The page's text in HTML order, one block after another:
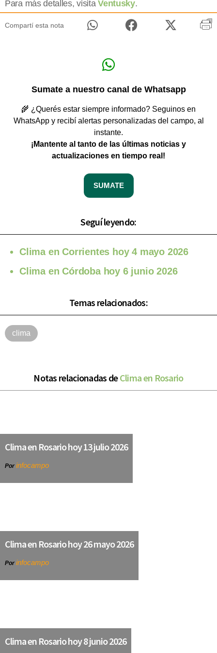
Para más detalles, visitaVentusky.
Compartí esta nota
Sumate a nuestro canal de Whatsapp
🌾 ¿Querés estar siempre informado? Seguinos en
WhatsApp y recibí alertas personalizadas del campo, al
instante.
¡Mantente al tanto de las últimas noticias y
actualizaciones en tiempo real!
SUMATE
Seguí leyendo:
Clima en Corrientes hoy 4 mayo 2026
Clima en Córdoba hoy 6 junio 2026
Temas relacionados:
clima
Notas relacionadas deClima en Rosario
Clima en Rosario hoy 13 julio 2026
Por infocampo
Clima en Rosario hoy 26 mayo 2026
Por infocampo
Clima en Rosario hoy 8 junio 2026